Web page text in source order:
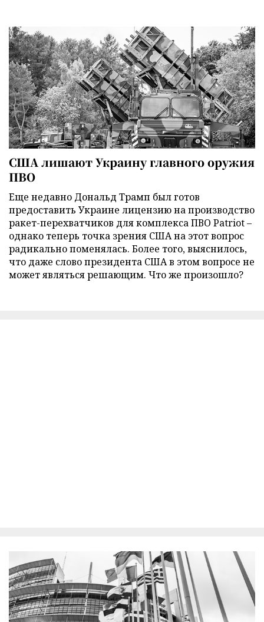
США лишают Украину главного оружия
ПВО
Еще недавно Дональд Трамп был готов
предоставить Украине лицензию на производство
ракет-перехватчиков для комплекса ПВО Patriot –
однако теперь точка зрения США на этот вопрос
радикально поменялась. Более того, выяснилось,
что даже слово президента США в этом вопросе не
может являться решающим. Что же произошло?